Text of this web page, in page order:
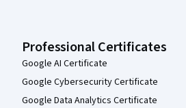
Professional Certificates
Google AI Certificate
Google Cybersecurity Certificate
Google Data Analytics Certificate